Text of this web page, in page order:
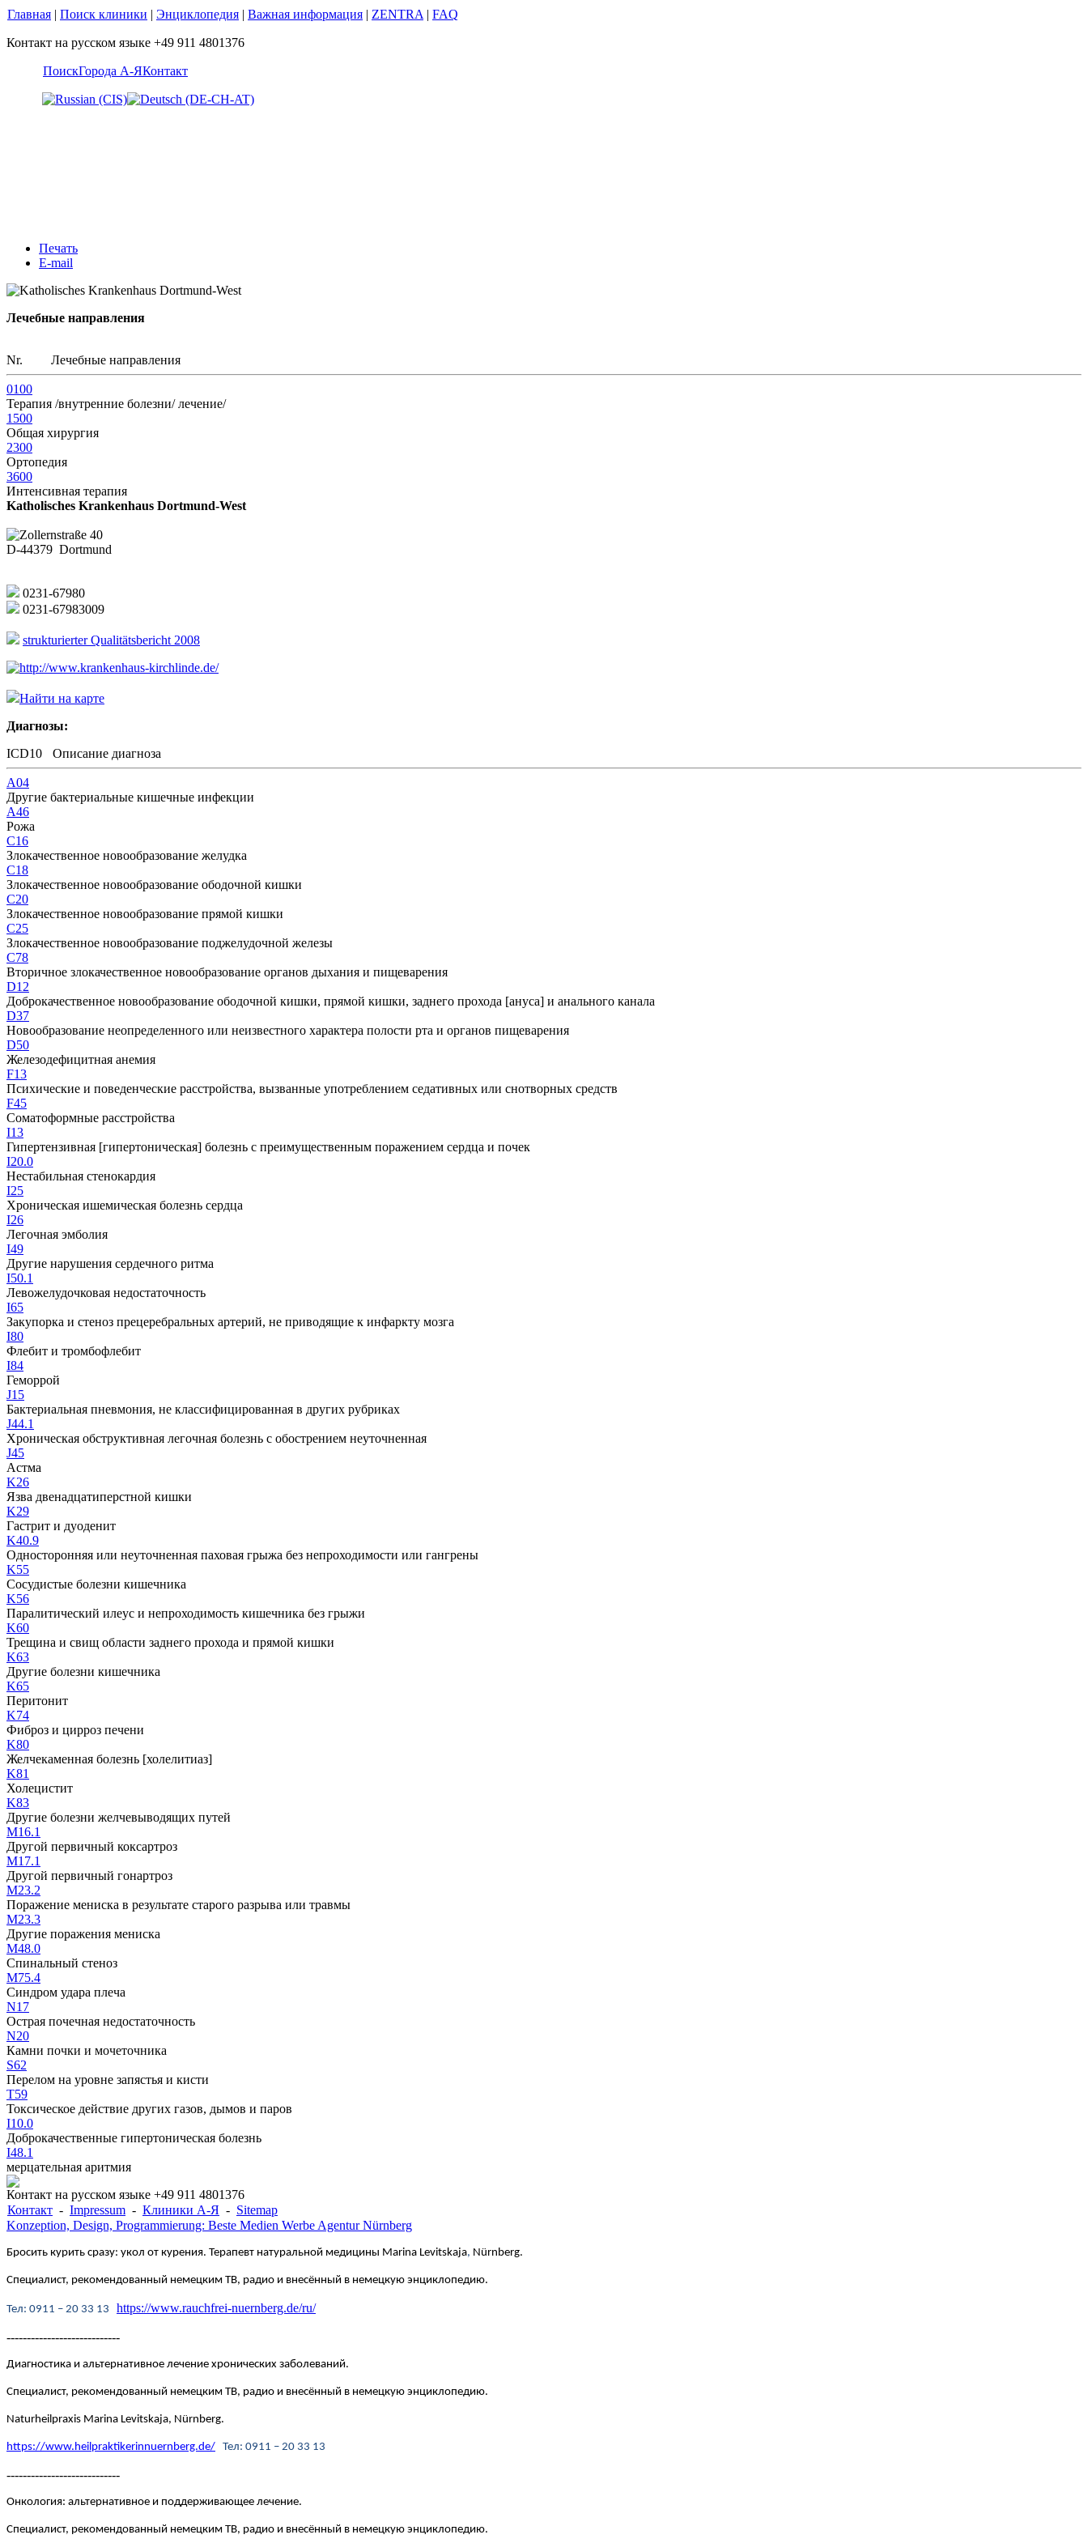
Главная | Поиск клиники | Энциклопедия | Важная информация | ZENTRA | FAQ
Контакт на русском языке +49 911 4801376
ПоискГорода А-ЯКонтакт
Печать
E-mail
Лечебные направления
Nr. Лечебные направления
0100
Терапия /внутренние болезни/ лечение/
1500
Общая хирургия
2300
Ортопедия
3600
Интенсивная терапия
Katholisches Krankenhaus Dortmund-West
Zollernstraße 40
D-44379 Dortmund
0231-67980
0231-67983009
strukturierter Qualitätsbericht 2008
http://www.krankenhaus-kirchlinde.de/
Найти на карте
Диагнозы:
ICD10
Описание диагноза
A04
Другие бактериальные кишечные инфекции
A46
Рожа
C16
Злокачественное новообразование желудка
C18
Злокачественное новообразование ободочной кишки
C20
Злокачественное новообразование прямой кишки
C25
Злокачественное новообразование поджелудочной железы
C78
Вторичное злокачественное новообразование органов дыхания и пищеварения
D12
Доброкачественное новообразование ободочной кишки, прямой кишки, заднего прохода [ануса] и анального канала
D37
Новообразование неопределенного или неизвестного характера полости рта и органов пищеварения
D50
Железодефицитная анемия
F13
Психические и поведенческие расстройства, вызванные употреблением седативных или снотворных средств
F45
Соматоформные расстройства
I13
Гипертензивная [гипертоническая] болезнь с преимущественным поражением сердца и почек
I20.0
Нестабильная стенокардия
I25
Хроническая ишемическая болезнь сердца
I26
Легочная эмболия
I49
Другие нарушения сердечного ритма
I50.1
Левожелудочковая недостаточность
I65
Закупорка и стеноз прецеребральных артерий, не приводящие к инфаркту мозга
I80
Флебит и тромбофлебит
I84
Геморрой
J15
Бактериальная пневмония, не классифицированная в других рубриках
J44.1
Хроническая обструктивная легочная болезнь с обострением неуточненная
J45
Астма
K26
Язва двенадцатиперстной кишки
K29
Гастрит и дуоденит
K40.9
Односторонняя или неуточненная паховая грыжа без непроходимости или гангрены
K55
Сосудистые болезни кишечника
K56
Паралитический илеус и непроходимость кишечника без грыжи
K60
Трещина и свищ области заднего прохода и прямой кишки
K63
Другие болезни кишечника
K65
Перитонит
K74
Фиброз и цирроз печени
K80
Желчекаменная болезнь [холелитиаз]
K81
Холецистит
K83
Другие болезни желчевыводящих путей
M16.1
Другой первичный коксартроз
M17.1
Другой первичный гонартроз
M23.2
Поражение мениска в результате старого разрыва или травмы
M23.3
Другие поражения мениска
M48.0
Спинальный стеноз
M75.4
Синдром удара плеча
N17
Острая почечная недостаточность
N20
Камни почки и мочеточника
S62
Перелом на уровне запястья и кисти
T59
Токсическое действие других газов, дымов и паров
I10.0
Доброкачественные гипертоническая болезнь
I48.1
мерцательная аритмия
Контакт на русском языке +49 911 4801376
Контакт - Impressum - Клиники А-Я - Sitemap
Konzeption, Design, Programmierung: Beste Medien Werbe Agentur Nürnberg
Бросить курить сразу: укол от курения. Терапевт натуральной медицины Marina Levitskaja, Nürnberg.
Специалист, рекомендованный немецким ТВ, радио и внесённый в немецкую энциклопедию.
Teл: 0911 – 20 33 13 https://www.rauchfrei-nuernberg.de/ru/
----------------------------
Диагностика и альтернативное лечение хронических заболеваний.
Специалист, рекомендованный немецким ТВ, радио и внесённый в немецкую энциклопедию.
Naturheilpraxis Marina Levitskaja, Nürnberg.
https://www.heilpraktikerinnuernberg.de/ Teл: 0911 – 20 33 13
----------------------------
Онкология: альтернативное и поддерживающее лечение.
Специалист, рекомендованный немецким ТВ, радио и внесённый в немецкую энциклопедию.